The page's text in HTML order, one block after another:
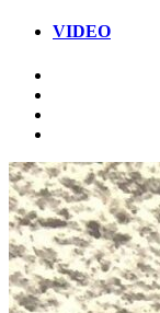
VIDEO